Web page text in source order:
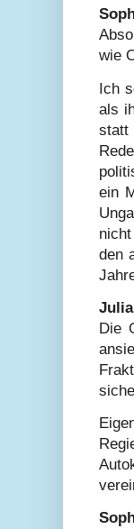
wie
Ich
als
ein
den
Die